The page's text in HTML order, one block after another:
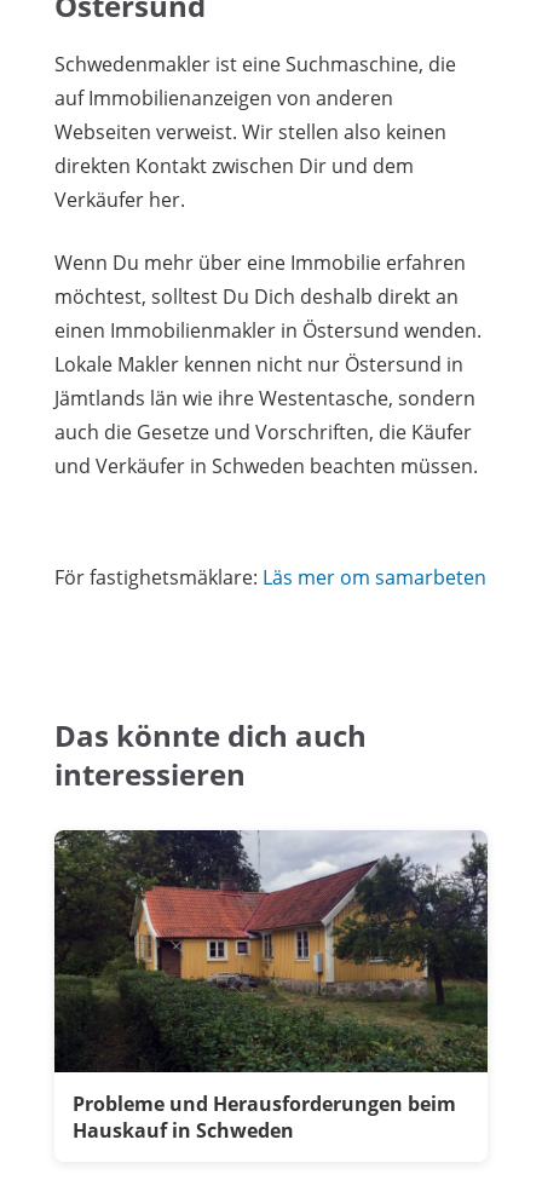
Schwedenmakler ist eine Suchmaschine, die
auf Immobilienanzeigen von anderen
Webseiten verweist. Wir stellen also keinen
direkten Kontakt zwischen Dir und dem
Verkäufer her.
Wenn Du mehr über eine Immobilie erfahren
möchtest, solltest Du Dich deshalb direkt an
einen Immobilienmakler in Östersund wenden.
Lokale Makler kennen nicht nur Östersund in
Jämtlands län wie ihre Westentasche, sondern
auch die Gesetze und Vorschriften, die Käufer
und Verkäufer in Schweden beachten müssen.
För fastighetsmäklare: Läs mer om samarbeten
Das könnte dich auch
interessieren
Probleme und Herausforderungen beim
Hauskauf in Schweden